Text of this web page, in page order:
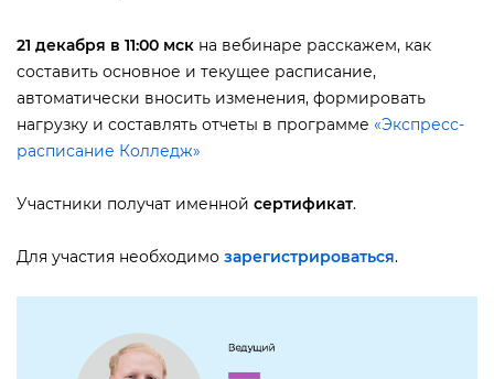
21 декабря в 11:00 мск на вебинаре расскажем, как
составить основное и текущее расписание,
автоматически вносить изменения, формировать
нагрузку и составлять отчеты в программе «Экспресс-
расписание Колледж»
Участники получат именной сертификат.
Для участия необходимо зарегистрироваться.